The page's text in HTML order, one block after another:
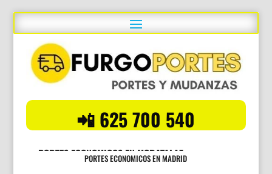
📲 625 700 540
PORTES ECONOMICOS EN MORATALAZ
PORTES ECONOMICOS EN MADRID